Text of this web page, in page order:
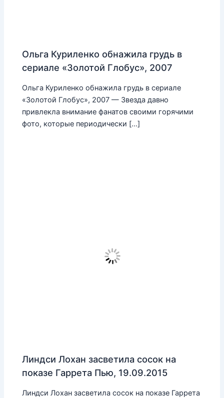
Ольга Куриленко обнажила грудь в
сериале «Золотой Глобус», 2007
Ольга Куриленко обнажила грудь в сериале
«Золотой Глобус», 2007 — Звезда давно
привлекла внимание фанатов своими горячими
фото, которые периодически […]
Линдси Лохан засветила сосок на
показе Гаррета Пью, 19.09.2015
Линдси Лохан засветила сосок на показе Гаррета